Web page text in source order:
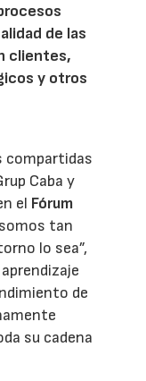
de las
clientes,
y otros
compartidas
Caba y
el Fórum
tan
lo sea”,
de
su cadena